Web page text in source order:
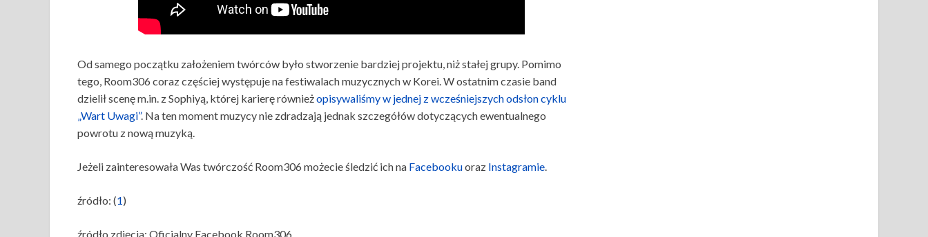
Od samego początku założeniem twórców było stworzenie bardziej projektu, niż stałej grupy. Pomimo
tego, Room306 coraz częściej występuje na festiwalach muzycznych w Korei. W ostatnim czasie band
dzielił scenę m.in. z Sophiyą, której karierę równieżopisywaliśmy w jednej z wcześniejszych odsłon cyklu
„Wart Uwagi”. Na ten moment muzycy nie zdradzają jednak szczegółów dotyczących ewentualnego
powrotu z nową muzyką.
Jeżeli zainteresowała Was twórczość Room306 możecie śledzić ich na Facebookuoraz Instagramie.
źródło: (1)
źródło zdjęcia: Oficjalny Facebook Room306